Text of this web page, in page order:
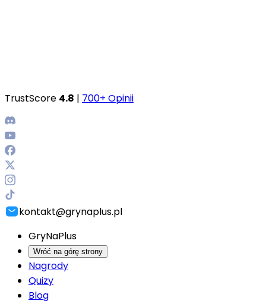
TrustScore 4.8 | 700+ Opinii
kontakt@grynaplus.pl
GryNaPlus
Wróć na górę strony
Nagrody
Quizy
Blog